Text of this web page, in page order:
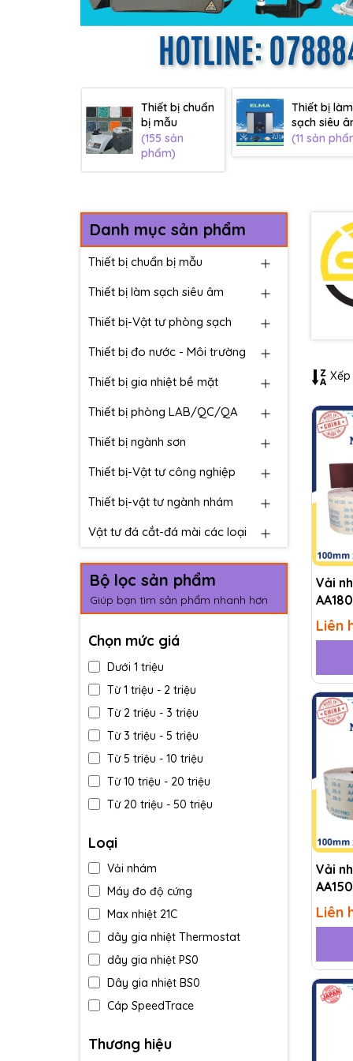
Thiết bị chuẩn
bị mẫu
(155 sản
phẩm)
Thiết bị làm
sạch siêu
(11 sản
Danh mục sản phẩm
Thiết bị chuẩn bị mẫu
Thiết bị làm sạch siêu âm
Thiết bị-Vật tư phòng sạch
Thiết bị đo nước - Môi trường
Thiết bị gia nhiệt bề mặt
Thiết bị phòng LAB/QC/QA
Thiết bị ngành sơn
Thiết bị-Vật tư công nghiệp
Thiết bị-vật tư ngành nhám
Vật tư đá cắt-đá mài các loại
Bộ lọc sản phẩm
Giúp bạn tìm sản phẩm nhanh hơn
Chọn mức giá
Dưới 1 triệu
Từ 1 triệu - 2 triệu
Từ 2 triệu - 3 triệu
Từ 3 triệu - 5 triệu
Từ 5 triệu - 10 triệu
Từ 10 triệu - 20 triệu
Từ 20 triệu - 50 triệu
Loại
Vải nhám
Máy đo độ cứng
Max nhiệt 21C
dây gia nhiệt Thermostat
dây gia nhiệt PS0
Dây gia nhiệt BS0
Cáp SpeedTrace
Tất phòng sạch
Thương hiệu
Vải
AA180
Liên
Vải
AA150
Liên